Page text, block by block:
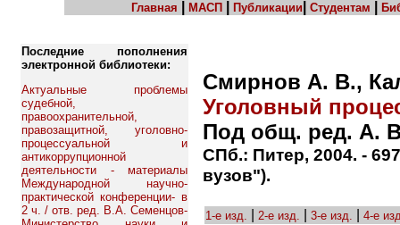
Главная МАСП Публикации Студентам
Последние пополнения
электронной библиотеки:
Актуальные проблемы
судебной,
правоохранительной,
правозащитной, уголовно-
процессуальной и
антикоррупционной
деятельности - материалы
Международной научно-
практической конференции- в
2 ч. / отв. ред. В.А. Семенцов-
Смирнов А. В.,
Уголовный
Под общ. ред. А.
СПб.: Питер, 2004. -
вузов").
1-е изд. 2-е изд. 3-е изд. 4-е